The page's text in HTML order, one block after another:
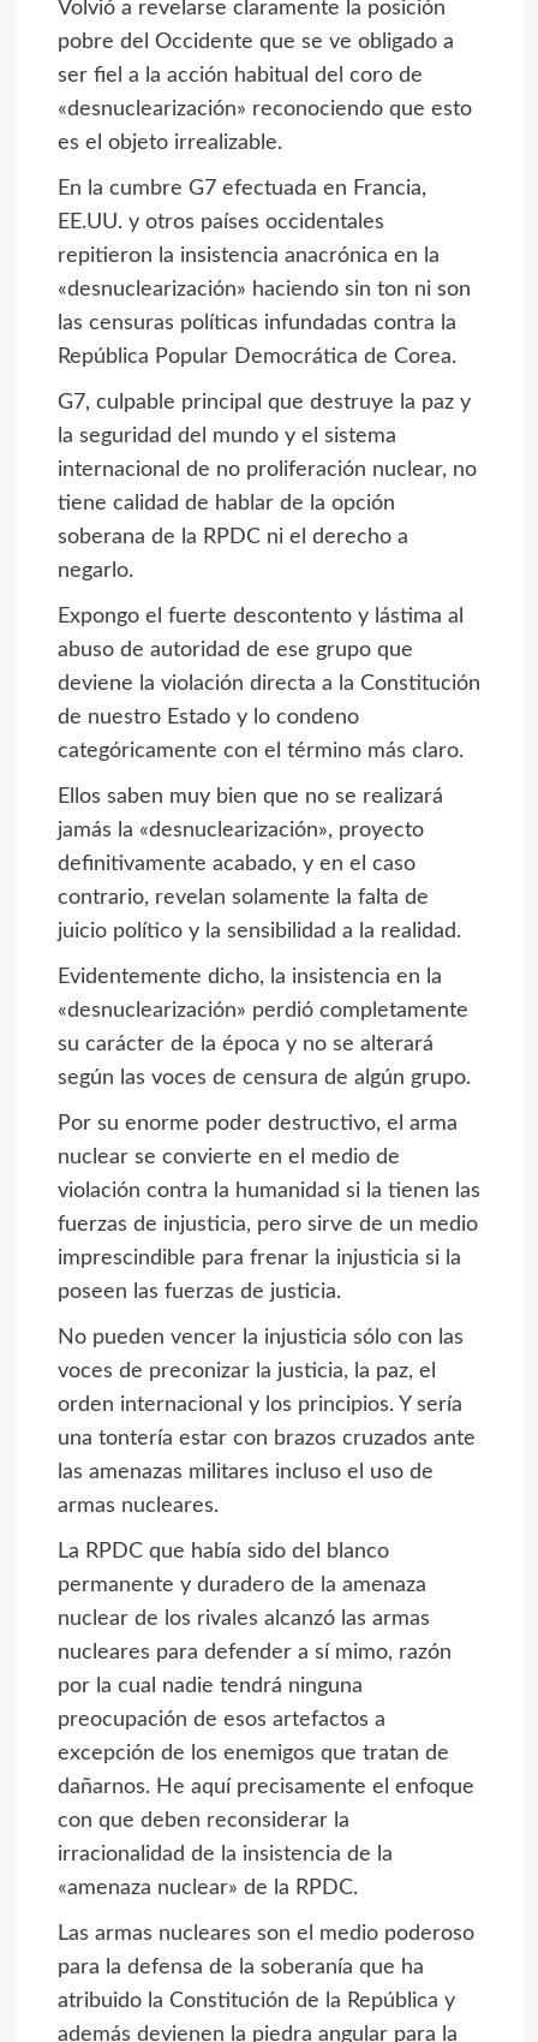
Volvió a revelarse claramente la posición
pobre del Occidente que se ve obligado a
ser fiel a la acción habitual del coro de
«desnuclearización» reconociendo que esto
es el objeto irrealizable.
En la cumbre G7 efectuada en Francia,
EE.UU. y otros países occidentales
repitieron la insistencia anacrónica en la
«desnuclearización» haciendo sin ton ni son
las censuras políticas infundadas contra la
República Popular Democrática de Corea.
G7, culpable principal que destruye la paz y
la seguridad del mundo y el sistema
internacional de no proliferación nuclear, no
tiene calidad de hablar de la opción
soberana de la RPDC ni el derecho a
negarlo.
Expongo el fuerte descontento y lástima al
abuso de autoridad de ese grupo que
deviene la violación directa a la Constitución
de nuestro Estado y lo condeno
categóricamente con el término más claro.
Ellos saben muy bien que no se realizará
jamás la «desnuclearización», proyecto
definitivamente acabado, y en el caso
contrario, revelan solamente la falta de
juicio político y la sensibilidad a la realidad.
Evidentemente dicho, la insistencia en la
«desnuclearización» perdió completamente
su carácter de la época y no se alterará
según las voces de censura de algún grupo.
Por su enorme poder destructivo, el arma
nuclear se convierte en el medio de
violación contra la humanidad si la tienen las
fuerzas de injusticia, pero sirve de un medio
imprescindible para frenar la injusticia si la
poseen las fuerzas de justicia.
No pueden vencer la injusticia sólo con las
voces de preconizar la justicia, la paz, el
orden internacional y los principios. Y sería
una tontería estar con brazos cruzados ante
las amenazas militares incluso el uso de
armas nucleares.
La RPDC que había sido del blanco
permanente y duradero de la amenaza
nuclear de los rivales alcanzó las armas
nucleares para defender a sí mimo, razón
por la cual nadie tendrá ninguna
preocupación de esos artefactos a
excepción de los enemigos que tratan de
dañarnos. He aquí precisamente el enfoque
con que deben reconsiderar la
irracionalidad de la insistencia de la
«amenaza nuclear» de la RPDC.
Las armas nucleares son el medio poderoso
para la defensa de la soberanía que ha
atribuido la Constitución de la República y
además devienen la piedra angular para la